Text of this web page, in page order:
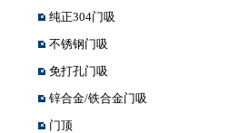
纯正304门吸
不锈钢门吸
免打孔门吸
锌合金/铁合金门吸
门顶